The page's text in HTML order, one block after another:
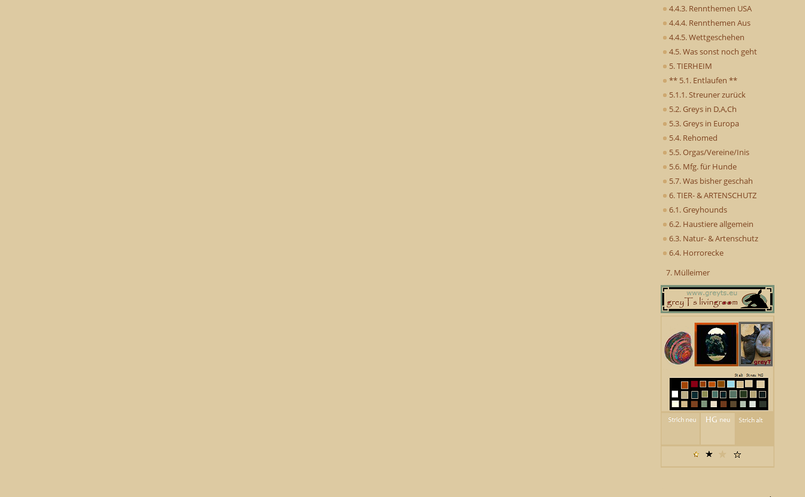
4.4.3. Rennthemen USA
4.4.4. Rennthemen Aus
4.4.5. Wettgeschehen
4.5. Was sonst noch geht
5. TIERHEIM
** 5.1. Entlaufen **
5.1.1. Streuner zurück
5.2. Greys in D,A,Ch
5.3. Greys in Europa
5.4. Rehomed
5.5. Orgas/Vereine/Inis
5.6. Mfg. für Hunde
5.7. Was bisher geschah
6. TIER- & ARTENSCHUTZ
6.1. Greyhounds
6.2. Haustiere allgemein
6.3. Natur- & Artenschutz
6.4. Horrorecke
7. Mülleimer